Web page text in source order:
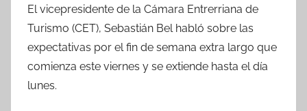
k
El vicepresidente de la Cámara Entrerriana de
Turismo (CET), Sebastián Bel habló sobre las
expectativas por el fin de semana extra largo que
comienza este viernes y se extiende hasta el día
lunes.